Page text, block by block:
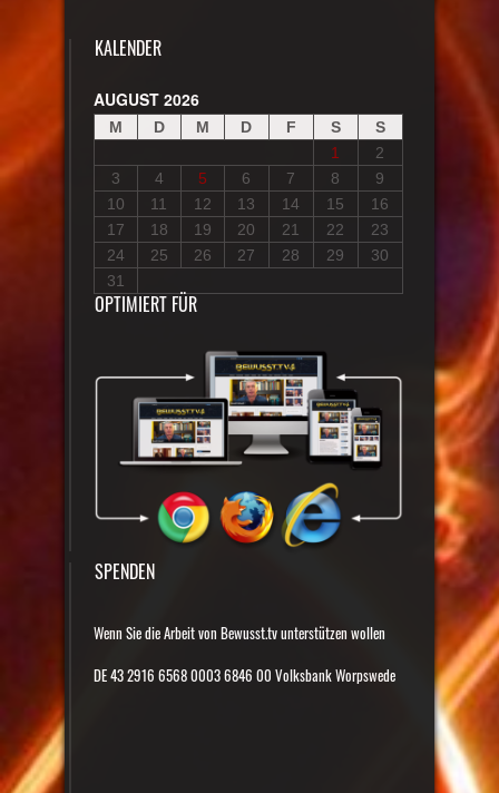
KALENDER
AUGUST 2026
M D M D F S
S
1
2
3
4 5 6 7 8
9
10
11 12 13 14 15
16
17
18 19 20 21 22
23
24
25 26 27 28 29
30
31
OPTIMIERT FÜR
SPENDEN
Wenn Sie die Arbeit von Bewusst.tv unterstützen wollen
DE 43 2916 6568 0003 6846 00 Volksbank Worpswede